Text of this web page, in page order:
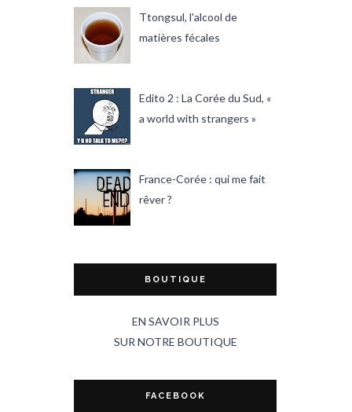
Ttongsul, l'alcool de
matières fécales
Edito 2 : La Corée du Sud, «
a world with strangers »
France-Corée : qui me fait
rêver ?
BOUTIQUE
EN SAVOIR PLUS
SUR NOTRE BOUTIQUE
FACEBOOK